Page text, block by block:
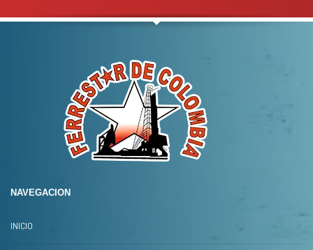
NAVEGACION
INICIO